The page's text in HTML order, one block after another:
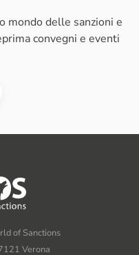
mondo delle sanzioni e
convegni e eventi
of Sanctions
Verona